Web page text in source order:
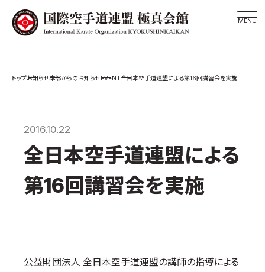
大山倍達総裁 紹介
松井章奎館長 紹介
極真の歴史
各委員会紹介
お知らせ本部からのお知らせEVENT全日本空手道連盟による第16回講習会を実施
2016.10.22
全日本空手道連盟による
第16回講習会を実施
公益財団法人 全日本空手道連盟の講師の指導による